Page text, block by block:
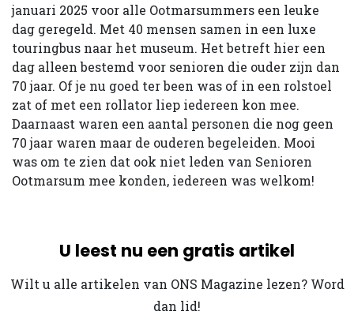
januari 2025 voor alle Ootmarsummers een leuke
dag geregeld. Met 40 mensen samen in een luxe
touringbus naar het museum. Het betreft hier een
dag alleen bestemd voor senioren die ouder zijn dan
70 jaar. Of je nu goed ter been was of in een rolstoel
zat of met een rollator liep iedereen kon mee.
Daarnaast waren een aantal personen die nog geen
70 jaar waren maar de ouderen begeleiden. Mooi
was om te zien dat ook niet leden van Senioren
Ootmarsum mee konden, iedereen was welkom!
U leest nu een gratis artikel
Wilt u alle artikelen van ONS Magazine lezen? Word
dan lid!